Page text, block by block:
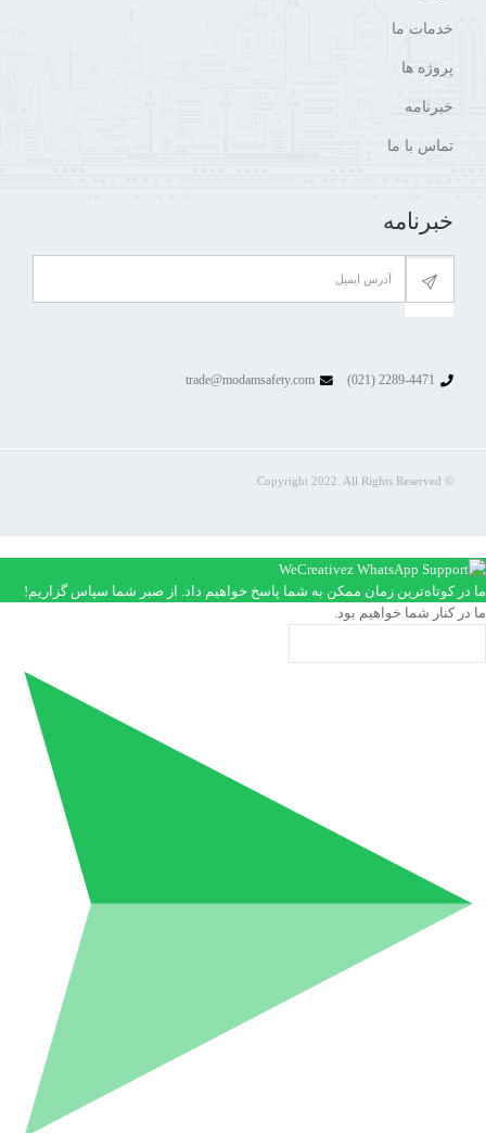
خدمات ما
پروژه ها
خبرنامه
تماس با ما
خبرنامه
trade@modamsafety.com
© Copyright 2022. All Rights Reserved.
ما در کوتاه‌ترین زمان ممکن به شما پاسخ خواهیم داد. از صبر شما سپاس گزاریم!
ما در کنار شما خواهیم بود.